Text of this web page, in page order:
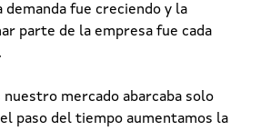
fue creciendo y la
parte de la empresa fue cada
nuestro mercado abarcaba solo
paso del tiempo aumentamos la